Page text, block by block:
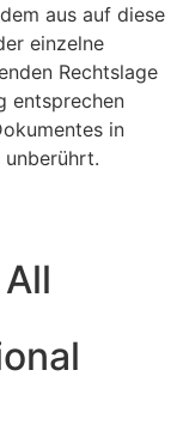
aus auf diese
einzelne
Rechtslage
entsprechen
in